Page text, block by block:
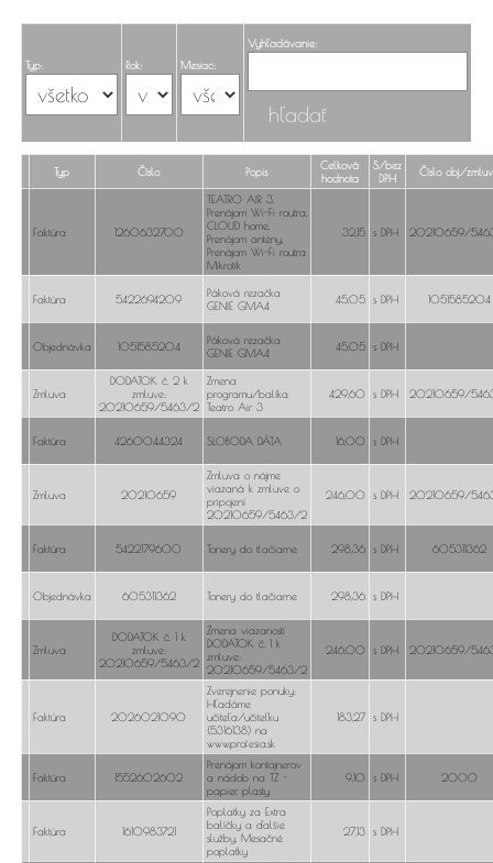
Typ: Rok: Mesiac:
Vyhľadávanie:
Typ Číslo Popis
Celková
hodnota
S/bez
DPH
Číslo obj./
Faktúra 1260632700
TEATRO AIR 3,
Prenájom Wi-Fi routra,
CLOUD home,
Prenájom antény,
Prenájom Wi-Fi routra
Mikrotik
32,15 s DPH 20210659/
Faktúra 5422694209
Páková rezačka
GENIE GMA4
45,05 s DPH 1051585204
Objednávka 1051585204
Páková rezačka
GENIE GMA4
45,05 s DPH
Zmluva
DODATOK č. 2 k
zmluve:
20210659/5463/2
Zmena
programu/balíka
Teatro Air 3
429,60 s DPH 20210659/
Faktúra 4260044324 SLOBODA DÁTA 16,00 s DPH
Zmluva 20210659
Zmluva o nájme
viazaná k zmluve o
pripojení
20210659/5463/2
246,00 s DPH 20210659/
Faktúra 5422179600 Tonery do tlačiarne 298,36 s DPH 605311362
Objednávka 605311362 Tonery do tlačiarne 298,36 s DPH
Zmluva
DODATOK č. 1 k
zmluve:
20210659/5463/2
Zmena viazanosti
DODATOK č. 1 k
zmluve:
20210659/5463/2
246,00 s DPH 20210659/
Faktúra 2026021090
Zverejnenie ponuky:
Hľadáme
učiteľa/učiteľku
(5316138) na
www.profesia.sk
183,27 s DPH
Faktúra 1552602602
Prenájom kontajnerov
a nádob na TZ -
papier, plasty
9,10 s DPH 2000
Faktúra 1610983721
Poplatky za Extra
balíčky a ďalšie
služby, Mesačné
poplatky
27,13 s DPH